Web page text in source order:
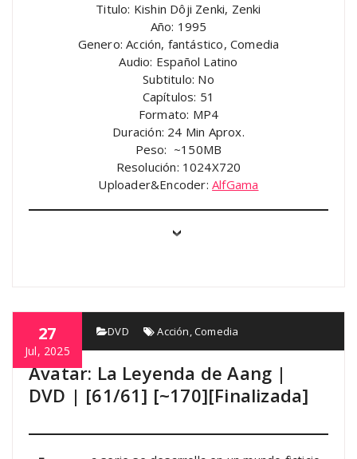
Titulo: Kishin Dôji Zenki, Zenki
Año: 1995
Genero: Acción, fantástico, Comedia
Audio: Español Latino
Subtitulo: No
Capítulos: 51
Formato: MP4
Duración: 24 Min Aprox.
Peso: ~150MB
Resolución: 1024X720
Uploader&Encoder:AlfGama
27
Jul, 2025
AlfGama DVD Acción,Comedia
Avatar: La Leyenda de Aang |
DVD | [61/61] [~170][Finalizada]